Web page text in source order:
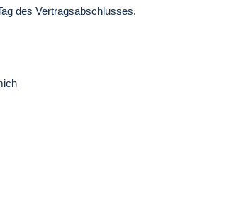
des Vertragsabschlusses.